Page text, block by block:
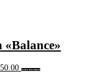
«Balance»
In den Warenkorb